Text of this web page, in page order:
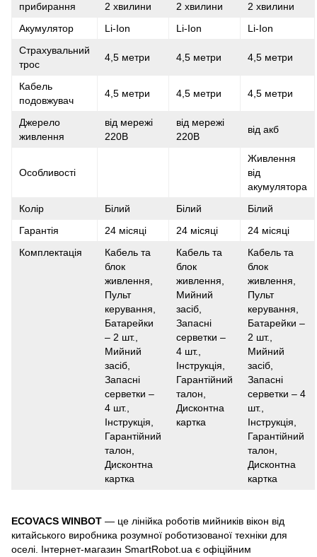
прибирання
2 хвилини
2 хвилини
2 хвилини
Акумулятор
Li-Ion Li-Ion
Li-Ion
Страхувальний
трос
4,5 метри 4,5 метри 4,5 метри
Кабель
подовжувач
4,5 метри 4,5 метри 4,5 метри
Джерело
живлення
від мережі
220В
від мережі
220В
від акб
Особливості
Живлення
від
акумулятора
Колір
Білий Білий
Білий
Гарантія
24 місяці 24 місяці
24 місяці
Комплектація
Кабель та
блок
живлення,
Пульт
керування,
Батарейки
– 2 шт.,
Мийний
засіб,
Запасні
серветки –
4 шт.,
Інструкція,
Гарантійний
талон,
Дисконтна
картка
Кабель та
блок
живлення,
Мийний
засіб,
Запасні
серветки –
4 шт.,
Інструкція,
Гарантійний
талон,
Дисконтна
картка
Кабель та
блок
живлення,
Пульт
керування,
Батарейки –
2 шт.,
Мийний
засіб,
Запасні
серветки – 4
шт.,
Інструкція,
Гарантійний
талон,
Дисконтна
картка
ECOVACS WINBOT — це лінійка роботів мийників вікон від
китайського виробника розумної роботизованої техніки для
оселі. Інтернет-магазин SmartRobot.ua є офіційним